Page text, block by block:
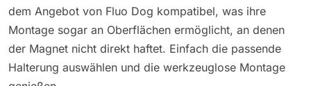
dem Angebot von Fluo Dog kompatibel, was ihre
Montage sogar an Oberflächen ermöglicht, an denen
der Magnet nicht direkt haftet. Einfach die passende
Halterung auswählen und die werkzeuglose Montage